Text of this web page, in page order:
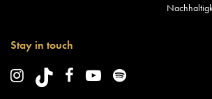
Stay in touch